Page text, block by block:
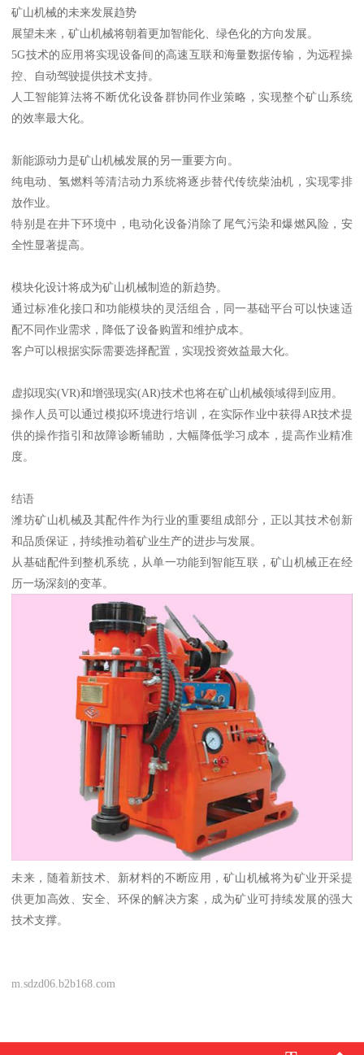
矿山机械的未来发展趋势
展望未来，矿山机械将朝着更加智能化、绿色化的方向发展。
5G技术的应用将实现设备间的高速互联和海量数据传输，为远程操
控、自动驾驶提供技术支持。
人工智能算法将不断优化设备群协同作业策略，实现整个矿山系统
的效率最大化。
新能源动力是矿山机械发展的另一重要方向。
纯电动、氢燃料等清洁动力系统将逐步替代传统柴油机，实现零排
放作业。
特别是在井下环境中，电动化设备消除了尾气污染和爆燃风险，安
全性显著提高。
模块化设计将成为矿山机械制造的新趋势。
通过标准化接口和功能模块的灵活组合，同一基础平台可以快速适
配不同作业需求，降低了设备购置和维护成本。
客户可以根据实际需要选择配置，实现投资效益最大化。
虚拟现实(VR)和增强现实(AR)技术也将在矿山机械领域得到应用。
操作人员可以通过模拟环境进行培训，在实际作业中获得AR技术提
供的操作指引和故障诊断辅助，大幅降低学习成本，提高作业精准
度。
结语
潍坊矿山机械及其配件作为行业的重要组成部分，正以其技术创新
和品质保证，持续推动着矿业生产的进步与发展。
从基础配件到整机系统，从单一功能到智能互联，矿山机械正在经
历一场深刻的变革。
未来，随着新技术、新材料的不断应用，矿山机械将为矿业开采提
供更加高效、安全、环保的解决方案，成为矿业可持续发展的强大
技术支撑。
m.sdzd06.b2b168.com